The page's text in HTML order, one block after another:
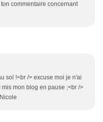
commentaire concernant
sol !<br /> excuse moi je n'ai
mon blog en pause ;<br />